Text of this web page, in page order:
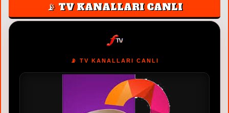
📡 TV KANALLARI CANLI
📡 TV KANALLARI CANLI